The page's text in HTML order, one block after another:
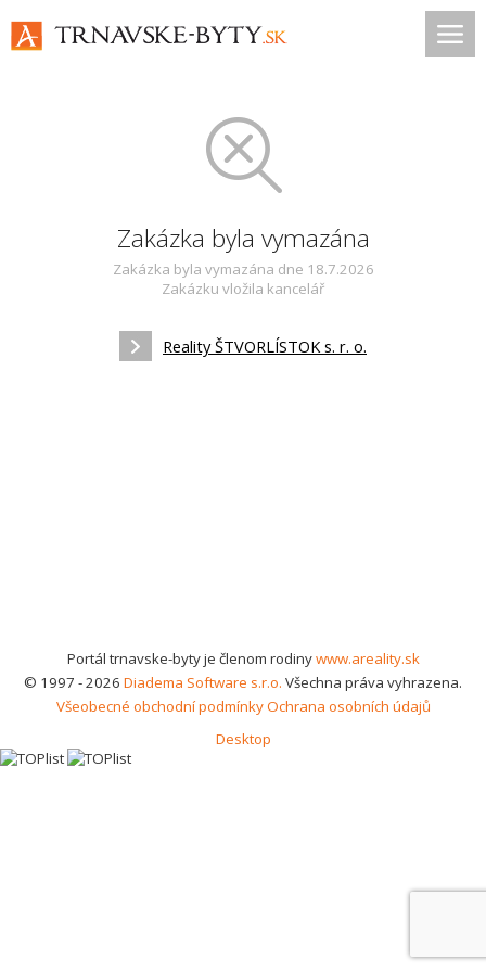
Zakázka byla vymazána
Zakázka byla vymazána dne 18.7.2026
Zakázku vložila kancelář
Reality ŠTVORLÍSTOK s. r. o.
Portál trnavske-byty je členom rodinywww.areality.sk
© 1997 - 2026 Diadema Software s.r.o. Všechna práva vyhrazena.
Všeobecné obchodní podmínkyOchrana osobních údajů
Desktop